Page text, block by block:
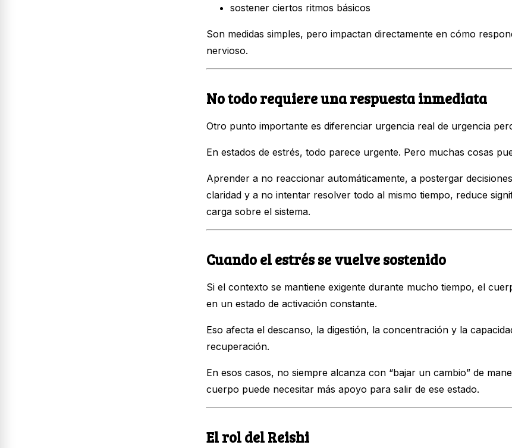
sostener ciertos ritmos básicos
Son medidas simples, pero impactan directamente en cómo
nervioso.
No todo requiere una respuesta inmediata
Otro punto importante es diferenciar urgencia real de urgencia
En estados de estrés, todo parece urgente. Pero muchas cosas
Aprender a no reaccionar automáticamente, a postergar
claridad y a no intentar resolver todo al mismo tiempo, reduce
carga sobre el sistema.
Cuando el estrés se vuelve sostenido
Si el contexto se mantiene exigente durante mucho tiempo, el
en un estado de activación constante.
Eso afecta el descanso, la digestión, la concentración y la
recuperación.
En esos casos, no siempre alcanza con “bajar un cambio” de
cuerpo puede necesitar más apoyo para salir de ese estado.
El rol del Reishi